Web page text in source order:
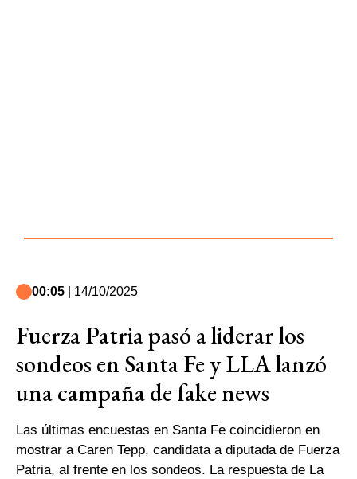
00:05 | 14/10/2025
Fuerza Patria pasó a liderar los
sondeos en Santa Fe y LLA lanzó
una campaña de fake news
Las últimas encuestas en Santa Fe coincidieron en
mostrar a Caren Tepp, candidata a diputada de Fuerza
Patria, al frente en los sondeos. La respuesta de La